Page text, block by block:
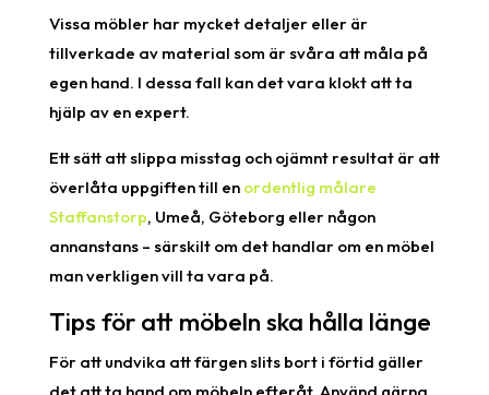
Vissa möbler har mycket detaljer eller är
tillverkade av material som är svåra att måla på
egen hand. I dessa fall kan det vara klokt att ta
hjälp av en expert.
Ett sätt att slippa misstag och ojämnt resultat är att
överlåta uppgiften till en ordentlig målare
Staffanstorp, Umeå, Göteborg eller någon
annanstans – särskilt om det handlar om en möbel
man verkligen vill ta vara på.
Tips för att möbeln ska hålla länge
För att undvika att färgen slits bort i förtid gäller
det att ta hand om möbeln efteråt. Använd gärna